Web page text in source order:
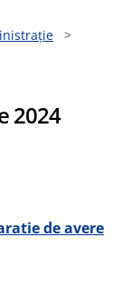
>
2024
de avere